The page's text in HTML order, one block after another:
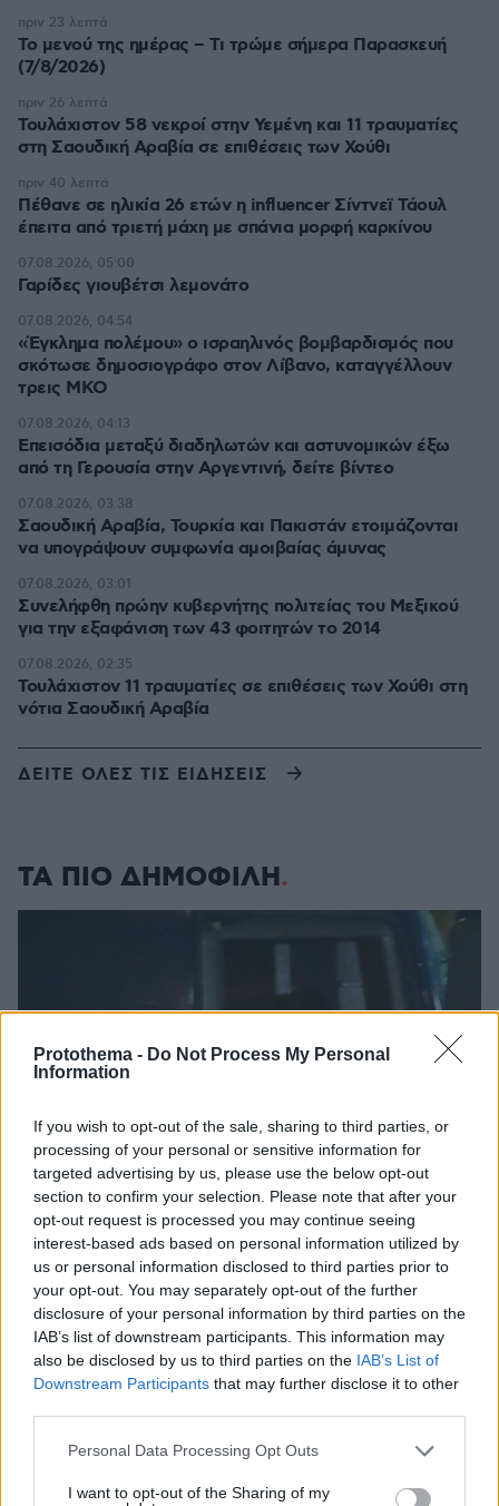
Protothema - Do Not Process My Personal
Information
If you wish to opt-out of the sale, sharing to third parties, or
processing of your personal or sensitive information for
targeted advertising by us, please use the below opt-out
section to confirm your selection. Please note that after your
opt-out request is processed you may continue seeing
interest-based ads based on personal information utilized by
us or personal information disclosed to third parties prior to
your opt-out. You may separately opt-out of the further
disclosure of your personal information by third parties on the
IAB’s list of downstream participants. This information may
also be disclosed by us to third parties on the IAB’s List of
Downstream Participants that may further disclose it to other
Please note that this website/app uses one or more Google
not limited to your visit or usage behaviour. You may click to
Personal Data Processing Opt Outs
I want to opt-out of the Sharing of my
Το μενού της ημέρας – Τι τρώμε σήμερα Παρασκευή
(7/8/2026)
πριν 23 λεπτά
Τουλάχιστον 58 νεκροί στην Υεμένη και 11 τραυματίες
στη Σαουδική Αραβία σε επιθέσεις των Χούθι
πριν 26 λεπτά
Πέθανε σε ηλικία 26 ετών η influencer Σίντνεϊ Τάουλ
έπειτα από τριετή μάχη με σπάνια μορφή καρκίνου
πριν 40 λεπτά
Γαρίδες γιουβέτσι λεμονάτο
07.08.2026, 05:00
«Έγκλημα πολέμου» ο ισραηλινός βομβαρδισμός που
σκότωσε δημοσιογράφο στον Λίβανο, καταγγέλλουν
τρεις ΜΚΟ
07.08.2026, 04:54
Επεισόδια μεταξύ διαδηλωτών και αστυνομικών έξω
από τη Γερουσία στην Αργεντινή, δείτε βίντεο
07.08.2026, 04:13
Σαουδική Αραβία, Τουρκία και Πακιστάν ετοιμάζονται
να υπογράψουν συμφωνία αμοιβαίας άμυνας
07.08.2026, 03:38
Συνελήφθη πρώην κυβερνήτης πολιτείας του Μεξικού
για την εξαφάνιση των 43 φοιτητών το 2014
07.08.2026, 03:01
Τουλάχιστον 11 τραυματίες σε επιθέσεις των Χούθι στη
νότια Σαουδική Αραβία
07.08.2026, 02:35
ΔΕΙΤΕ ΟΛΕΣ ΤΙΣ ΕΙΔΗΣΕΙΣ
ΤΑ ΠΙΟ ΔΗΜΟΦΙΛΗ
Στη ΓΑΔΑ κρατείται η 46χρονη που κατηγορείται
για την επίθεση στη Marfin, δείτε βίντεο και
06.08.2026, 23:17